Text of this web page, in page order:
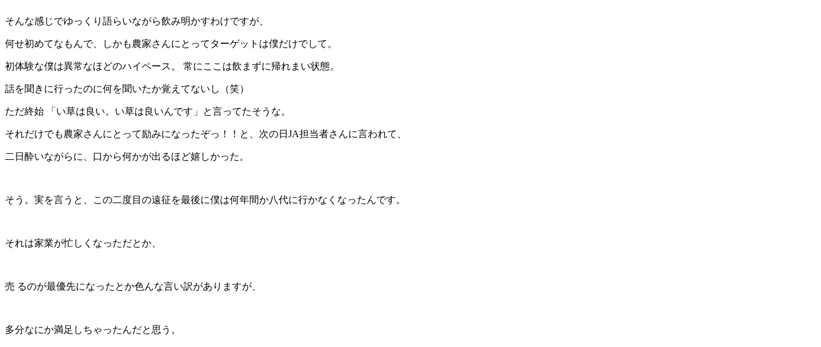
そんな感じでゆっくり語らいながら飲み明かすわけですが、
何せ初めてなもんで、しかも農家さんにとってターゲットは僕だけでして。
初体験な僕は異常なほどのハイペース。 常にここは飲まずに帰れまい状態。
話を聞きに行ったのに何を聞いたか覚えてないし（笑）
ただ終始 「い草は良い。い草は良いんです」と言ってたそうな。
それだけでも農家さんにとって励みになったぞっ！！と、次の日JA担当者さんに言われて、
二日酔いながらに、口から何かが出るほど嬉しかった。
そう。実を言うと、この二度目の遠征を最後に僕は何年間か八代に行かなくなったんです。
それは家業が忙しくなっただとか、
売 るのが最優先になったとか色んな言い訳がありますが、
多分なにか満足しちゃったんだと思う。